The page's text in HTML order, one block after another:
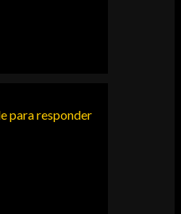
para responder